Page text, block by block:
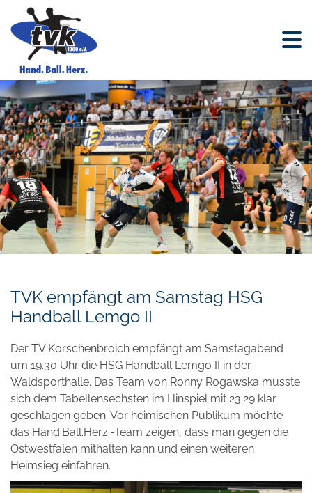
TVK empfängt am Samstag HSG
Handball Lemgo II
Der TV Korschenbroich empfängt am Samstagabend
um 19.30 Uhr die HSG Handball Lemgo II in der
Waldsporthalle. Das Team von Ronny Rogawska musste
sich dem Tabellensechsten im Hinspiel mit 23:29 klar
geschlagen geben. Vor heimischen Publikum möchte
das Hand.Ball.Herz.-Team zeigen, dass man gegen die
Ostwestfalen mithalten kann und einen weiteren
Heimsieg einfahren.